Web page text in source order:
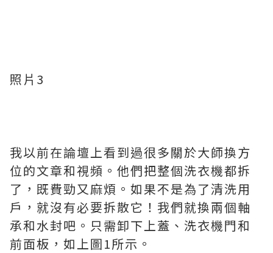
照片3
我以前在論壇上看到過很多關於大師換方
位的文章和視頻。他們把整個洗衣機都拆
了，既費勁又麻煩。如果不是為了清洗用
戶，就沒有必要拆散它！我們就換兩個軸
承和水封吧。只需卸下上蓋、洗衣機門和
前面板，如上圖1所示。